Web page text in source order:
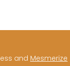
and Mesmerize